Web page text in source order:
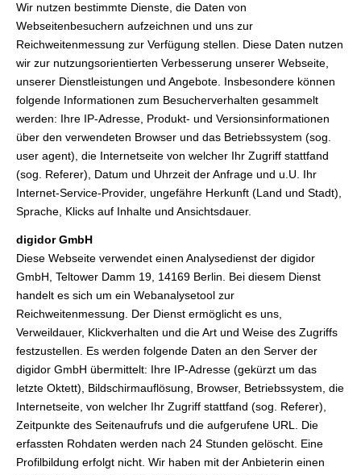
Wir nutzen bestimmte Dienste, die Daten von
Webseitenbesuchern aufzeichnen und uns zur
Reichweitenmessung zur Verfügung stellen. Diese Daten nutzen
wir zur nutzungsorientierten Verbesserung unserer Webseite,
unserer Dienstleistungen und Angebote. Insbesondere können
folgende Informationen zum Besucherverhalten gesammelt
werden: Ihre IP-Adresse, Produkt- und Versionsinformationen
über den verwendeten Browser und das Betriebssystem (sog.
user agent), die Internetseite von welcher Ihr Zugriff stattfand
(sog. Referer), Datum und Uhrzeit der Anfrage und u.U. Ihr
Internet-Service-Provider, ungefähre Herkunft (Land und Stadt),
Sprache, Klicks auf Inhalte und Ansichtsdauer.
digidor GmbH
Diese Webseite verwendet einen Analysedienst der digidor
GmbH, Teltower Damm 19, 14169 Berlin. Bei diesem Dienst
handelt es sich um ein Webanalysetool zur
Reichweitenmessung. Der Dienst ermöglicht es uns,
Verweildauer, Klickverhalten und die Art und Weise des Zugriffs
festzustellen. Es werden folgende Daten an den Server der
digidor GmbH übermittelt: Ihre IP-Adresse (gekürzt um das
letzte Oktett), Bildschirmauflösung, Browser, Betriebssystem, die
Internetseite, von welcher Ihr Zugriff stattfand (sog. Referer),
Zeitpunkte des Seitenaufrufs und die aufgerufene URL. Die
erfassten Rohdaten werden nach 24 Stunden gelöscht. Eine
Profilbildung erfolgt nicht. Wir haben mit der Anbieterin einen